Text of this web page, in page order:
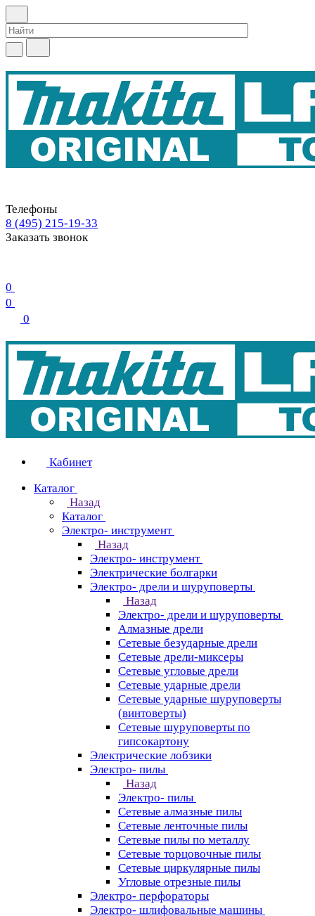
Телефоны
8 (495) 215-19-33
Заказать звонок
0
0
0
Кабинет
Каталог
Назад
Каталог
Электро- инструмент
Назад
Электро- инструмент
Электрические болгарки
Электро- дрели и шуруповерты
Назад
Электро- дрели и шуруповерты
Алмазные дрели
Сетевые безударные дрели
Сетевые дрели-миксеры
Сетевые угловые дрели
Сетевые ударные дрели
Сетевые ударные шуруповерты
(винтоверты)
Сетевые шуруповерты по
гипсокартону
Электрические лобзики
Электро- пилы
Назад
Электро- пилы
Сетевые алмазные пилы
Сетевые ленточные пилы
Сетевые пилы по металлу
Сетевые торцовочные пилы
Сетевые циркулярные пилы
Угловые отрезные пилы
Электро- перфораторы
Электро- шлифовальные машины